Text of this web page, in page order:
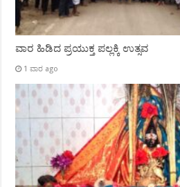
ವಾರ ಹಿಡಿದ ಪ್ರಯುಕ್ತ ಪಲ್ಲಕ್ಕಿ ಉತ್ಸವ
1 ವಾರ ago